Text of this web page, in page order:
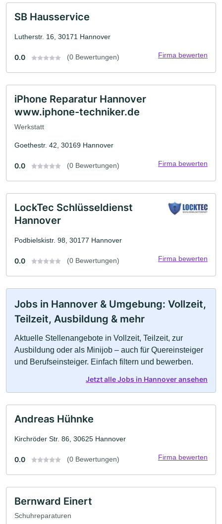
SB Hausservice
Lutherstr. 16, 30171 Hannover
0.0 (0 Bewertungen) Firma bewerten
iPhone Reparatur Hannover
www.iphone-techniker.de
Werkstatt
Goethestr. 42, 30169 Hannover
0.0 (0 Bewertungen) Firma bewerten
LockTec Schlüsseldienst
Hannover
Podbielskistr. 98, 30177 Hannover
0.0 (0 Bewertungen) Firma bewerten
Jobs in Hannover & Umgebung: Vollzeit,
Teilzeit, Ausbildung & mehr
Aktuelle Stellenangebote in Vollzeit, Teilzeit, zur
Ausbildung oder als Minijob – auch für Quereinsteiger
und Berufseinsteiger. Einfach filtern und bewerben.
Jetzt alle Jobs in Hannover ansehen
Andreas Hühnke
Kirchröder Str. 86, 30625 Hannover
0.0 (0 Bewertungen) Firma bewerten
Bernward Einert
Schuhreparaturen